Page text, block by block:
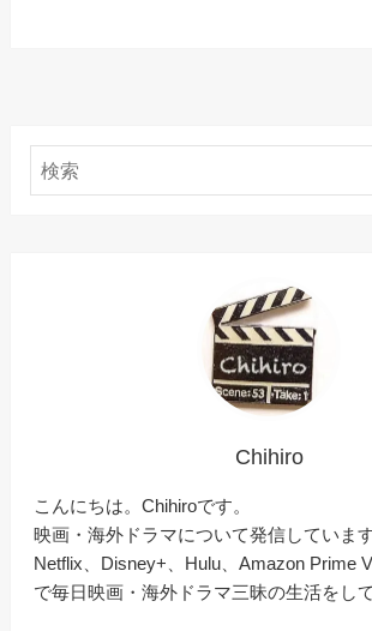
Chihiro
こんにちは。Chihiroです。
映画・海外ドラマについて発信しています
Netflix、Disney+、Hulu、Amazon Prime
で毎日映画・海外ドラマ三昧の生活をし